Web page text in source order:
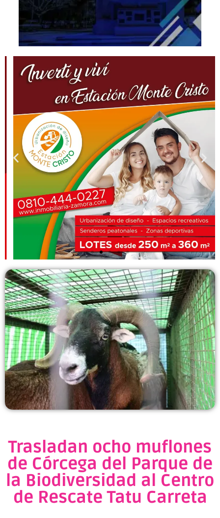
Trasladan ocho muflones
de Córcega del Parque de
la Biodiversidad al Centro
de Rescate Tatu Carreta